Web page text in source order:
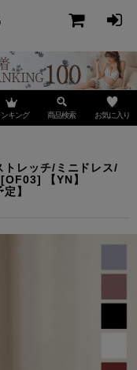
ンキング 商品検索 お気に入り
トレッチ/ミニドレス/
【YN】
】